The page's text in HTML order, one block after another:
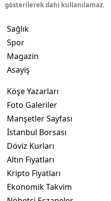
gösterilerek dahi kullanılamaz.
Sağlık
Spor
Magazin
Asayiş
Köşe Yazarları
Foto Galeriler
Manşetler Sayfası
İstanbul Borsası
Döviz Kurları
Altın Fiyatları
Kripto Fiyatları
Ekonomik Takvim